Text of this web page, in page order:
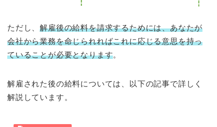
ただし、解雇後の給料を請求するためには、あなたが
会社から業務を命じられればこれに応じる意思を持っ
ていることが必要となります。
解雇された後の給料については、以下の記事で詳しく
解説しています。